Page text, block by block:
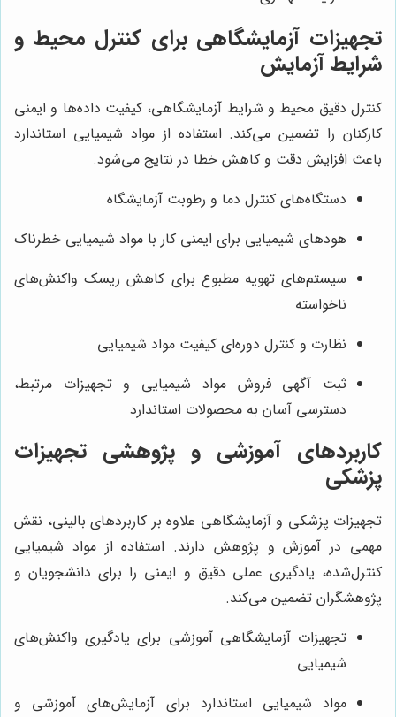
تجهیزات آزمایشگاهی برای کنترل محیط و
شرایط آزمایش
کنترل دقیق محیط و شرایط آزمایشگاهی، کیفیت داده‌ها و ایمنی
کارکنان را تضمین می‌کند. استفاده از مواد شیمیایی استاندارد
باعث افزایش دقت و کاهش خطا در نتایج می‌شود.
دستگاه‌های کنترل دما و رطوبت آزمایشگاه
هودهای شیمیایی برای ایمنی کار با مواد شیمیایی خطرناک
سیستم‌های تهویه مطبوع برای کاهش ریسک واکنش‌های
ناخواسته
نظارت و کنترل دوره‌ای کیفیت مواد شیمیایی
ثبت آگهی فروش مواد شیمیایی و تجهیزات مرتبط،
دسترسی آسان به محصولات استاندارد
کاربردهای آموزشی و پژوهشی تجهیزات
پزشکی
تجهیزات پزشکی و آزمایشگاهی علاوه بر کاربردهای بالینی، نقش
مهمی در آموزش و پژوهش دارند. استفاده از مواد شیمیایی
کنترل‌شده، یادگیری عملی دقیق و ایمنی را برای دانشجویان و
پژوهشگران تضمین می‌کند.
تجهیزات آزمایشگاهی آموزشی برای یادگیری واکنش‌های
شیمیایی
مواد شیمیایی استاندارد برای آزمایش‌های آموزشی و